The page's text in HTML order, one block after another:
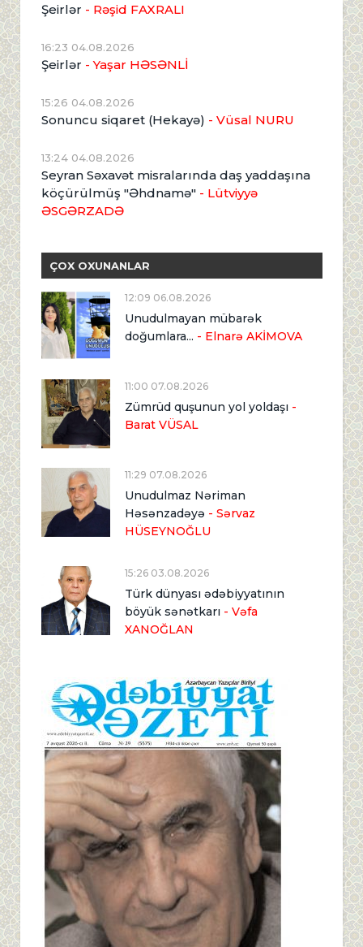
Şeirlər - Rəşid FAXRALI
16:23 04.08.2026
Şeirlər - Yaşar HƏSƏNLİ
15:26 04.08.2026
Sonuncu siqaret (Hekayə) - Vüsal NURU
13:24 04.08.2026
Seyran Səxavət misralarında daş yaddaşına
köçürülmüş "Əhdnamə" - Lütviyyə
ƏSGƏRZADƏ
ÇOX OXUNANLAR
12:09 06.08.2026
Unudulmayan mübarək
doğumlara... - Elnarə AKİMOVA
11:00 07.08.2026
Zümrüd quşunun yol yoldaşı -
Barat VÜSAL
11:29 07.08.2026
Unudulmaz Nəriman
Həsənzadəyə - Sərvaz
HÜSEYNOĞLU
15:26 03.08.2026
Türk dünyası ədəbiyyatının
böyük sənətkarı - Vəfa
XANOĞLAN